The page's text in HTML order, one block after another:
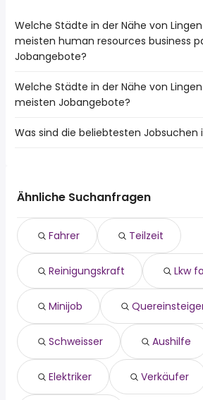
Welche Städte in der Nähe von
meisten human resources business
Jobangebote?
Städte in der Nähe von Lingen (Ems)
human resources business partner
Bad Bentheim
Welche Städte in der Nähe von
meisten Jobangebote?
10 Städte in der Nähe von Lingen
Bad Bentheim
Mettingen
Salzbergen
Was sind die beliebtesten Jobsuchen
teilzeit
minijob
quereinsteiger
schweisser
aushilfe
elektriker
Ähnliche Suchanfragen
Fahrer Teilzeit
Reinigungskraft Lkw
Minijob
Schweisser Aushilfe
Elektriker Verkäufer